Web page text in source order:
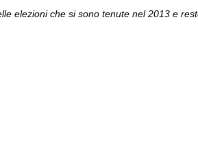
elezioni che si sono tenute nel 2013 e